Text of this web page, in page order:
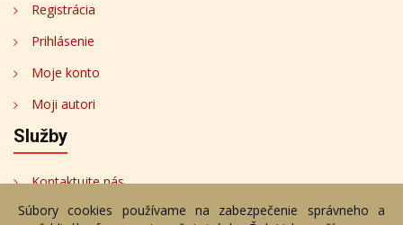
Registrácia
Prihlásenie
Moje konto
Moji autori
Služby
Kontaktujte nás
Bezplatné poradenstvo
Súbory cookies používame na zabezpečenie správneho a